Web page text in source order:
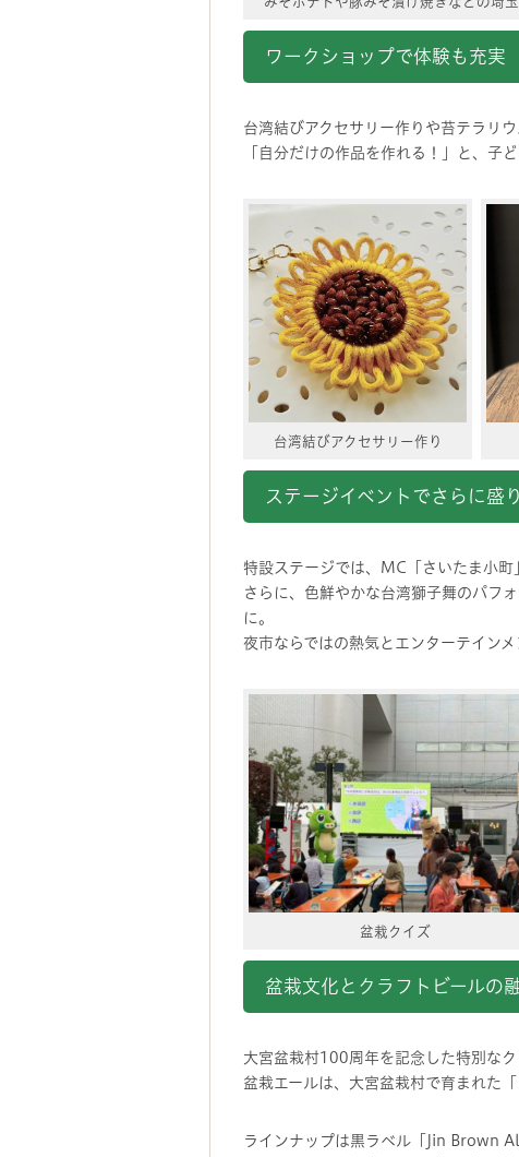
ワークショップで体験も充実
台湾結びアクセサリー作りや苔テラリ
「自分だけの作品を作れる！」と、子
台湾結びアクセサリー作り
ステージイベントでさらに盛
特設ステージでは、MC「さいたま小町
さらに、色鮮やかな台湾獅子舞のパフ
に。
夜市ならではの熱気とエンターテイン
盆栽クイズ
盆栽文化とクラフトビールの
大宮盆栽村100周年を記念した特別な
盆栽エールは、大宮盆栽村で育まれた
ラインナップは黒ラベル「Jin Brown